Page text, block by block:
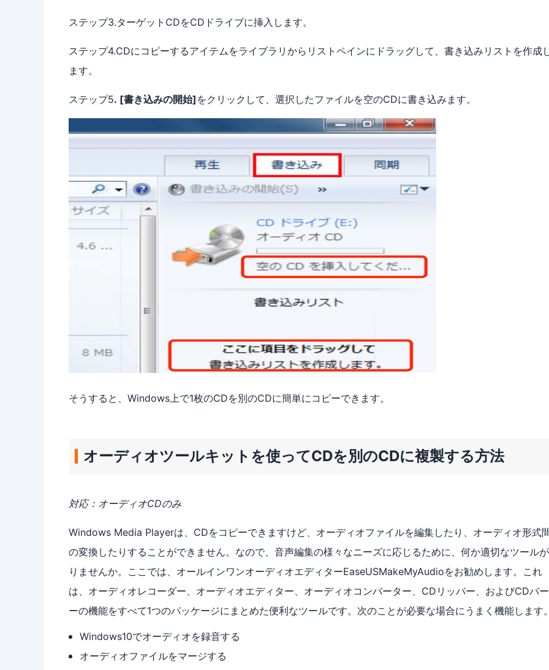
ステップ3.ターゲットCDをCDドライブに挿入します。
ステップ4.CDにコピーするアイテムをライブラリからリストペインにドラッグして、書き込みリストを作成
ます。
ステップ5. [書き込みの開始] をクリックして、選択したファイルを空のCDに書き込みます。
そうすると、Windows上で1枚のCDを別のCDに簡単にコピーできます。
オーディオツールキットを使ってCDを別のCDに複製する方法
対応：オーディオCDのみ
Windows Media Playerは、CDをコピーできますけど、オーディオファイルを編集したり、オーディオ形式
の変換したりすることができません。なので、音声編集の様々なニーズに応じるために、何か適切なツール
りませんか。ここでは、オールインワンオーディオエディターEaseUSMakeMyAudioをお勧めします。これ
は、オーディオレコーダー、オーディオエディター、オーディオコンバーター、CDリッパー、およびCDバ
ーの機能をすべて1つのパッケージにまとめた便利なツールです。次のことが必要な場合にうまく機能します。
Windows10でオーディオを録音する
オーディオファイルをマージする